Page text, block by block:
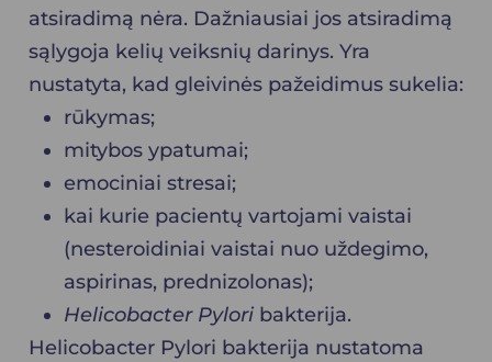
atsiradimą nėra. Dažniausiai jos atsiradimą
sąlygoja kelių veiksnių darinys. Yra
nustatyta, kad gleivinės pažeidimus sukelia:
rūkymas;
mitybos ypatumai;
emociniai stresai;
kai kurie pacientų vartojami vaistai
(nesteroidiniai vaistai nuo uždegimo,
aspirinas, prednizolonas);
Helicobacter Pylori bakterija.
Helicobacter Pylori bakterija nustatoma